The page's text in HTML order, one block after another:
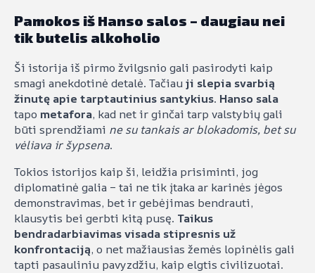
Pamokos iš Hanso salos – daugiau nei
tik butelis alkoholio
Ši istorija iš pirmo žvilgsnio gali pasirodyti kaip
smagi anekdotinė detalė. Tačiauji slepia svarbią
žinutę apie tarptautinius santykius. Hanso sala
tapo metafora, kad net ir ginčai tarp valstybių gali
būti sprendžiami ne su tankais ar blokadomis, bet su
vėliava ir šypsena.
Tokios istorijos kaip ši, leidžia prisiminti, jog
diplomatinė galia – tai ne tik įtaka ar karinės jėgos
demonstravimas, bet ir gebėjimas bendrauti,
klausytis bei gerbti kitą pusę. Taikus
bendradarbiavimas visada stipresnis už
konfrontaciją, o net mažiausias žemės lopinėlis gali
tapti pasauliniu pavyzdžiu, kaip elgtis civilizuotai.